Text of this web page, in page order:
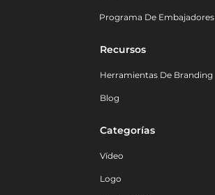
Programa De Embajadores
Recursos
Herramientas De Branding
Blog
Categorías
Vídeo
Logo